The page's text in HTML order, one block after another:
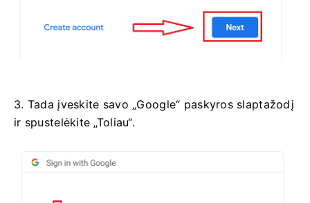
3. Tada įveskite savo „Google“ paskyros slaptažodį
ir spustelėkite „Toliau“.